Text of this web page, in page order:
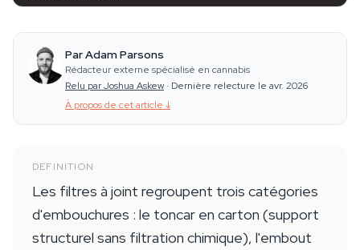
Par Adam Parsons
Rédacteur externe spécialisé en cannabis
Relu par Joshua Askew · Dernière relecture le avr. 2026
À propos de cet article ↓
DEFINITION
Les filtres à joint regroupent trois catégories
d'embouchures : le toncar en carton (support
structurel sans filtration chimique), l'embout